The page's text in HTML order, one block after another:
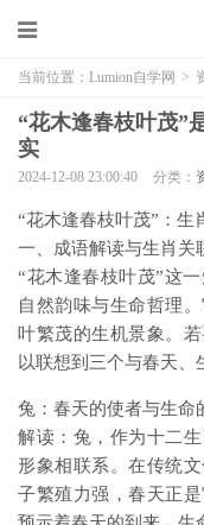
当前位置： Lumion自学网 >
“花木逢春枝叶茂”
实
2024-12-08 23:00:40 分类：
“花木逢春枝叶茂”：生
一、成语解读与生肖关
“花木逢春枝叶茂”这
自然韵味与生命哲理
叶繁茂的生机景象。
以联想到三个与春天、
兔：春天的使者与生命
解读：兔，作为十二
形象相联系。在传统
子繁殖力强，春天正